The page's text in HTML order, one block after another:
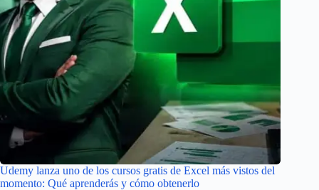
Udemy lanza uno de los cursos gratis de Excel más vistos del
momento: Qué aprenderás y cómo obtenerlo